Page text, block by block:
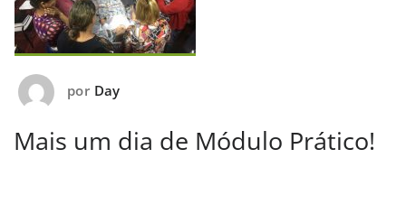
por Day
Mais um dia de Módulo Prático!